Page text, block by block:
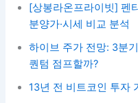
[상봉라온프라이빗] 펜
분양가·시세 비교 분석
하이브 주가 전망: 3분
퀀텀 점프할까?
13년 전 비트코인 투자